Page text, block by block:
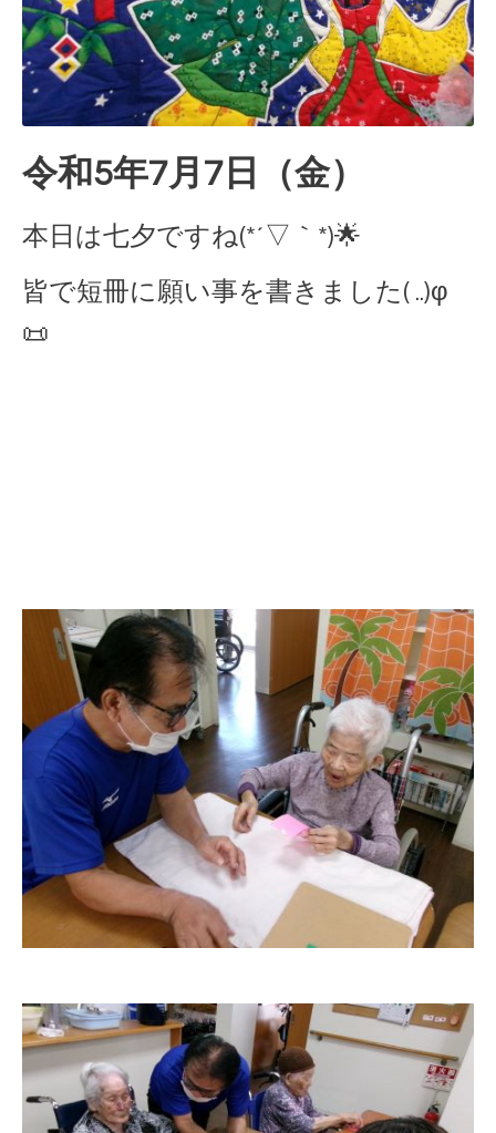
令和5年7月7日（金）
本日は七夕ですね(*´▽｀*)🌟
皆で短冊に願い事を書きました( ..)φ
📜